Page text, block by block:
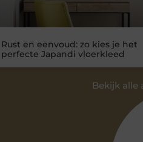
Rust en eenvoud: zo kies je het
perfecte Japandi vloerkleed
Bekijk alle